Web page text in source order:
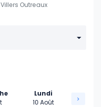
Outreaux
Lundi
10 Août